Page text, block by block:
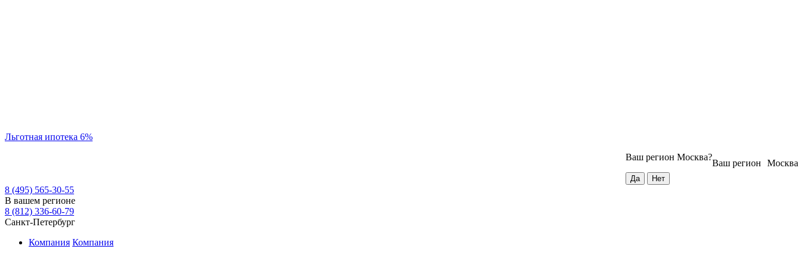
Льготная ипотека 6%
Москва
Ваш регион
Ваш регион Москва?
8 (495) 565-30-55
В вашем регионе
8 (812) 336-60-79
Санкт-Петербург
Компания Компания